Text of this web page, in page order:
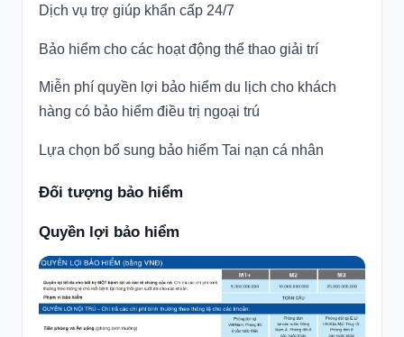
Dịch vụ trợ giúp khẩn cấp 24/7
Bảo hiểm cho các hoạt động thể thao giải trí
Miễn phí quyền lợi bảo hiểm du lịch cho khách
hàng có bảo hiểm điều trị ngoại trú
Lựa chọn bổ sung bảo hiểm Tai nạn cá nhân
Đối tượng bảo hiểm
Quyền lợi bảo hiểm